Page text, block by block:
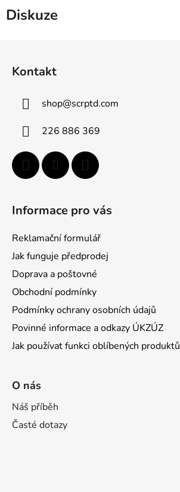
Diskuze
Kontakt
shop@scrptd.com
226 886 369
Informace pro vás
Reklamační formulář
Jak funguje předprodej
Doprava a poštovné
Obchodní podmínky
Podmínky ochrany osobních údajů
Povinné informace a odkazy ÚKZÚZ
Jak používat funkci oblíbených produktů
O nás
Náš příběh
Časté dotazy